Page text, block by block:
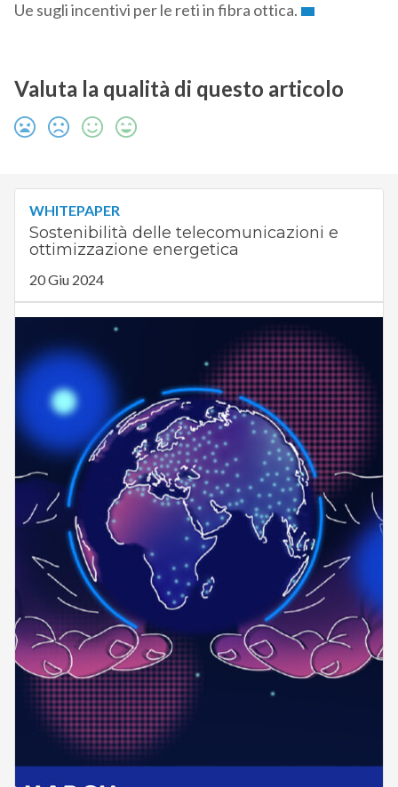
Ue sugli incentivi per le reti in fibra ottica.
Valuta la qualità di questo articolo
WHITEPAPER
Sostenibilità delle telecomunicazioni e
ottimizzazione energetica
20 Giu 2024